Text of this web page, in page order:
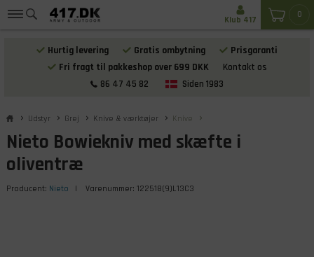
Hurtig levering Gratis ombytning
Prisgaranti
Fri fragt til pakkeshop over 699 DKK
Kontakt os
86 47 45 82
Siden 1983
0
Klub 417
Udstyr Grej Knive & værktøjer Knive
Nieto Bowiekniv med skæfte i
oliventræ
Producent: Nieto | Varenummer: 122518(9)L13C3